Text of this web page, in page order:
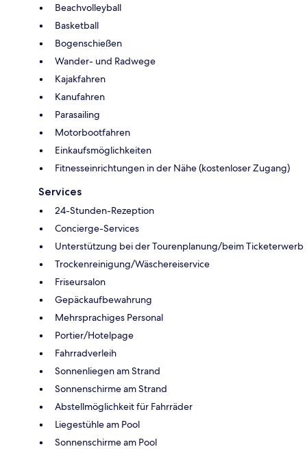
Beachvolleyball
Basketball
Bogenschießen
Wander- und Radwege
Kajakfahren
Kanufahren
Parasailing
Motorbootfahren
Einkaufsmöglichkeiten
Fitnesseinrichtungen in der Nähe (kostenloser Zugang)
Services
24-Stunden-Rezeption
Concierge-Services
Unterstützung bei der Tourenplanung/beim Ticketerwerb
Trockenreinigung/Wäschereiservice
Friseursalon
Gepäckaufbewahrung
Mehrsprachiges Personal
Portier/Hotelpage
Fahrradverleih
Sonnenliegen am Strand
Sonnenschirme am Strand
Abstellmöglichkeit für Fahrräder
Liegestühle am Pool
Sonnenschirme am Pool